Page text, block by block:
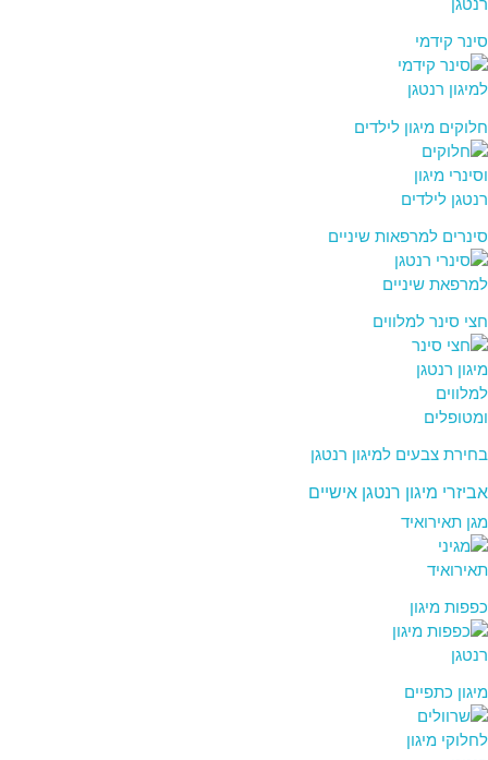
סינר קידמי
חלוקים מיגון לילדים
סינרים למרפאות שיניים
חצי סינר למלווים
בחירת צבעים למיגון רנטגן
אביזרי מיגון רנטגן אישיים
מגן תאירואיד
כפפות מיגון
מיגון כתפיים